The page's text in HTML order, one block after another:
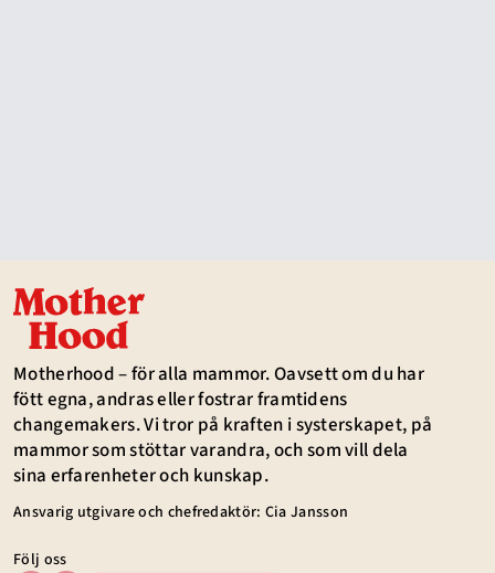
Motherhood – för alla mammor. Oavsett om du har
fött egna, andras eller fostrar framtidens
changemakers. Vi tror på kraften i systerskapet, på
mammor som stöttar varandra, och som vill dela
sina erfarenheter och kunskap.
Ansvarig utgivare och chefredaktör: Cia Jansson
Följ oss